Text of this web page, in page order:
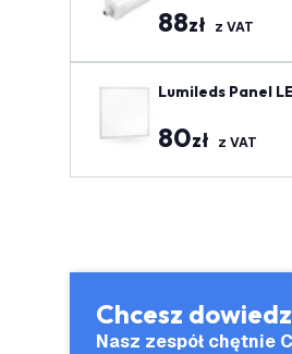
88zł z VAT
Lumileds Panel
80zł z VAT
Chcesz
Nasz zespół chętnie